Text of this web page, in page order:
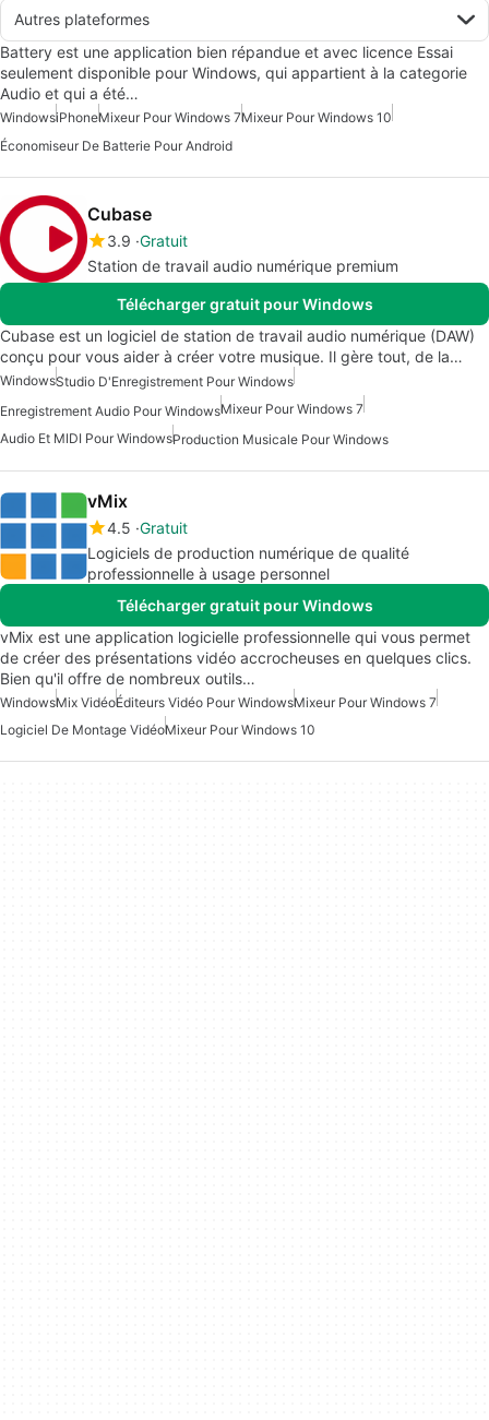
Autres plateformes
Battery est une application bien répandue et avec licence Essai
seulement disponible pour Windows, qui appartient à la categorie
Audio et qui a été…
WindowsiPhoneMixeur Pour Windows 7Mixeur Pour Windows 10
Économiseur De Batterie Pour Android
Cubase
3.9 Gratuit
Station de travail audio numérique premium
Télécharger gratuit pour Windows
Cubase est un logiciel de station de travail audio numérique (DAW)
conçu pour vous aider à créer votre musique. Il gère tout, de la…
WindowsStudio D'Enregistrement Pour Windows
Enregistrement Audio Pour WindowsMixeur Pour Windows 7
Audio Et MIDI Pour WindowsProduction Musicale Pour Windows
vMix
4.5 Gratuit
Logiciels de production numérique de qualité
professionnelle à usage personnel
Télécharger gratuit pour Windows
vMix est une application logicielle professionnelle qui vous permet
de créer des présentations vidéo accrocheuses en quelques clics.
Bien qu'il offre de nombreux outils…
WindowsMix VidéoÉditeurs Vidéo Pour WindowsMixeur Pour Windows 7
Logiciel De Montage VidéoMixeur Pour Windows 10